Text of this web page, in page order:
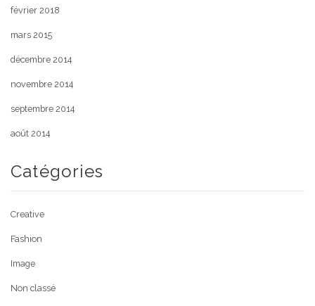
février 2018
mars 2015
décembre 2014
novembre 2014
septembre 2014
août 2014
Catégories
Creative
Fashion
Image
Non classé